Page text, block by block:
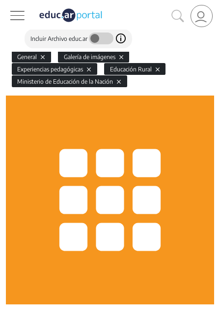
Incluir Archivo educ.ar
General
Galería de imágenes
Experiencias pedagógicas
Educación Rural
Ministerio de Educación de la Nación